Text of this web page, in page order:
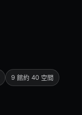
9 館約 40 空間